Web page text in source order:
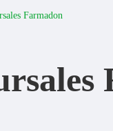
Farmadon